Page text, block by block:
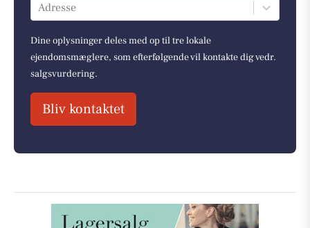
Adresse
Dine oplysninger deles med op til tre lokale
ejendomsmæglere, som efterfølgende vil kontakte dig vedr.
salgsvurdering.
Bliv kontaktet